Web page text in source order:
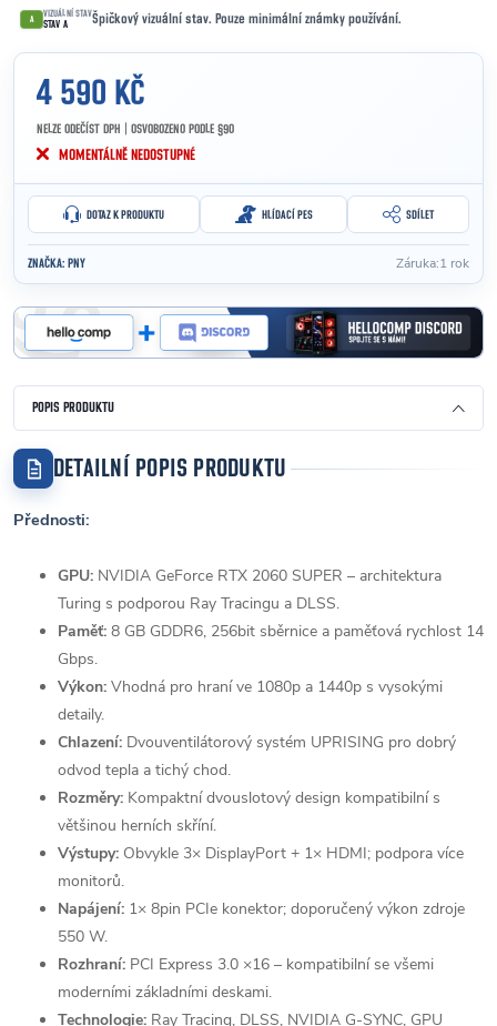
A VIZUÁLNÍ STAV
STAV A Špičkový vizuální stav. Pouze minimální známky používání.
4 590 KČ
NELZE ODEČÍST DPH | OSVOBOZENO PODLE §90
Měrná cena:
MOMENTÁLNĚ NEDOSTUPNÉ
DOTAZ K PRODUKTU HLÍDACÍ PES SDÍLET
ZNAČKA: PNY Záruka:1 rok
POPIS PRODUKTU
DETAILNÍ POPIS PRODUKTU
Přednosti:
GPU: NVIDIA GeForce RTX 2060 SUPER – architektura
Turing s podporou Ray Tracingu a DLSS.
Paměť: 8 GB GDDR6, 256bit sběrnice a paměťová rychlost 14
Gbps.
Výkon: Vhodná pro hraní ve 1080p a 1440p s vysokými
detaily.
Chlazení: Dvouventilátorový systém UPRISING pro dobrý
odvod tepla a tichý chod.
Rozměry: Kompaktní dvouslotový design kompatibilní s
většinou herních skříní.
Výstupy: Obvykle 3× DisplayPort + 1× HDMI; podpora více
monitorů.
Napájení: 1× 8pin PCIe konektor; doporučený výkon zdroje
550 W.
Rozhraní: PCI Express 3.0 ×16 – kompatibilní se všemi
moderními základními deskami.
Technologie: Ray Tracing, DLSS, NVIDIA G-SYNC, GPU